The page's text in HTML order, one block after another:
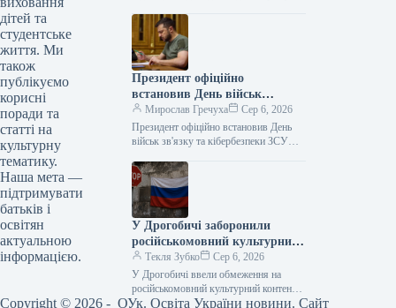
дітей та
студентське
життя. Ми
також
публікуємо
корисні
поради та
статті на
культурну
тематику.
Наша мета —
підтримувати
батьків і
освітян
актуальною
інформацією.
депутат Ексклюзив 06.08.2026 17:09
Укрінформ Поступовий перехід до…
Президент офіційно
встановив День військ
зв’язку та кібербезпеки ЗСУ
Мирослав Гречуха
Сер 6, 2026
Президент офіційно встановив День
військ зв'язку та кібербезпеки ЗСУ
Президент Володимир Зеленський
підписав указ про "День…
У Дрогобичі заборонили
російськомовний культурний
продукт
Текля Зубко
Сер 6, 2026
У Дрогобичі ввели обмеження на
російськомовний культурний контент
06.08.2026 14:54 Укрінформ
Copyright © 2026 - ОУк. Освіта України новини. Сайт